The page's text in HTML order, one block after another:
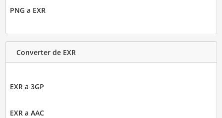
PNG a EXR
Converter de EXR
EXR a 3GP
EXR a AAC